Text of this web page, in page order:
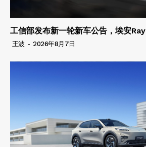
工信部发布新一轮新车公告，埃安
王波 - 2026年8月7日